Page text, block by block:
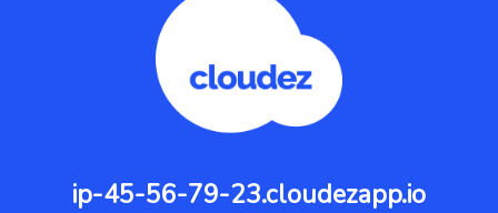
ip-45-56-79-23.cloudezapp.io